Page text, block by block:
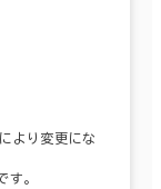
より変更にな
。